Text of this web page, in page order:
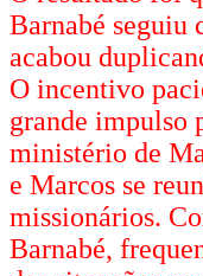
Barnabé seguiu
acabou
O incentivo
grande impulso
ministério de
e Marcos se
missionários.
Barnabé,